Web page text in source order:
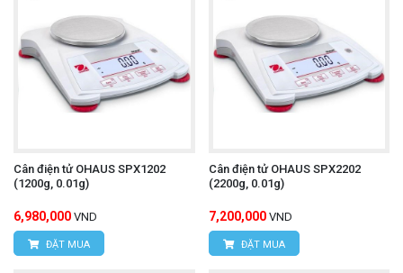
Cân điện tử OHAUS SPX1202
(1200g, 0.01g)
6,980,000 VND
ĐẶT MUA
Cân điện tử OHAUS SPX2202
(2200g, 0.01g)
7,200,000 VND
ĐẶT MUA